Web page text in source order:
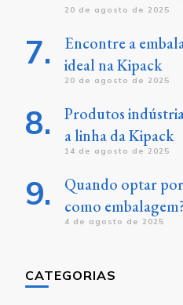
20 de agosto de 2025
Encontre a
ideal na Kipack
20 de agosto de 2025
Produtos
a linha da Kipack
14 de agosto de 2025
Quando optar
como
4 de agosto de 2025
CATEGORIAS